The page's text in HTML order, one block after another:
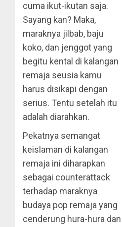
cuma ikut-ikutan saja.
Sayang kan? Maka,
maraknya jilbab, baju
koko, dan jenggot yang
begitu kental di kalangan
remaja seusia kamu
harus disikapi dengan
serius. Tentu setelah itu
adalah diarahkan.
Pekatnya semangat
keislaman di kalangan
remaja ini diharapkan
sebagai counterattack
terhadap maraknya
budaya pop remaja yang
cenderung hura-hura dan